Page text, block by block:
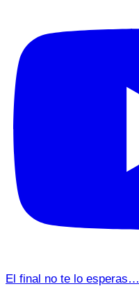
El final no te lo esperas…